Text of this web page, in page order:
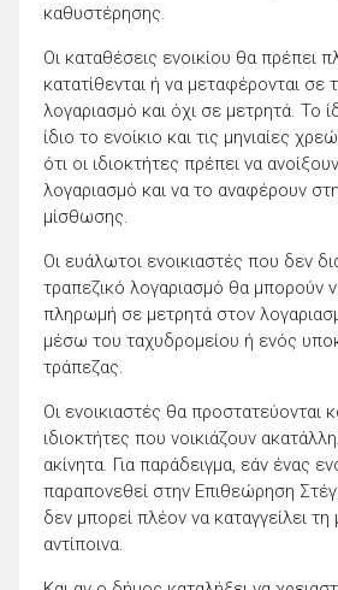
καθυστέρησης.
Οι καταθέσεις ενοικίου θα πρέπει
κατατίθενται ή να μεταφέρονται σε
λογαριασμό και όχι σε μετρητά. Το
ίδιο το ενοίκιο και τις μηνιαίες
ότι οι ιδιοκτήτες πρέπει να
λογαριασμό και να το αναφέρουν
μίσθωσης.
Οι ευάλωτοι ενοικιαστές που δεν
τραπεζικό λογαριασμό θα μπορούν
πληρωμή σε μετρητά στον
μέσω του ταχυδρομείου ή ενός
τράπεζας.
Οι ενοικιαστές θα προστατεύονται
ιδιοκτήτες που νοικιάζουν
ακίνητα. Για παράδειγμα, εάν ένας
παραπονεθεί στην Επιθεώρηση
δεν μπορεί πλέον να καταγγείλει
αντίποινα.